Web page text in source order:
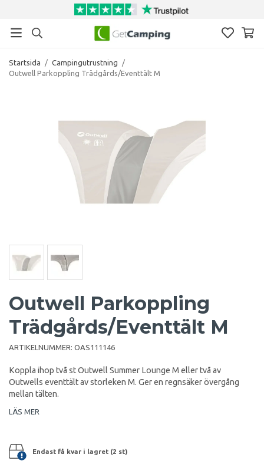
Startsida / Campingutrustning
/
Outwell Parkoppling Trädgårds/Eventtält M
Outwell Parkoppling
Trädgårds/Eventtält M
ARTIKELNUMMER: OAS111146
Koppla ihop två st Outwell Summer Lounge M eller två av
Outwells eventtält av storleken M. Ger en regnsäker övergång
mellan tälten.
LÄS MER
Endast få kvar i lagret (2 st)